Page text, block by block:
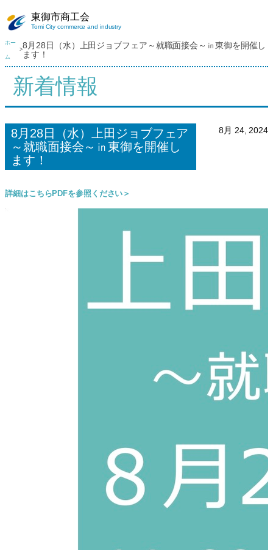
容
を
ス
キ
東御市商工会
Tomi City commerce and industry
ホー
ム
>8月28日（水）上田ジョブフェア～就職面接会～㏌東御を開催し
ます！
新着情報
8月28日（水）上田ジョブフェア
～就職面接会～㏌東御を開催し
ます！
8月 24, 2024
詳細はこちらPDFを参照ください＞